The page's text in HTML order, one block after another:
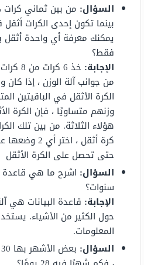
السؤال: من بين ثماني
بينما تكون إحدى الكرات
يمكنك معرفة أي واحدة أثقل
فقط؟
الإجابة:
من جوانب آلة الوزن ، إذا كان
الكرة الأثقل في الباقيتين
وزنهم متساويًا ، فإن الكرة
هؤلاء الثلاثة. من بين تلك
كرة أثقل ،
حتى تحصل على الكرة الأثقل
السؤال: اشرح ما هي قاعدة
سنوات؟
الإجابة: قاعدة البيانات هي
حول الكثير من الأشياء.
المعلومات.
السؤال: